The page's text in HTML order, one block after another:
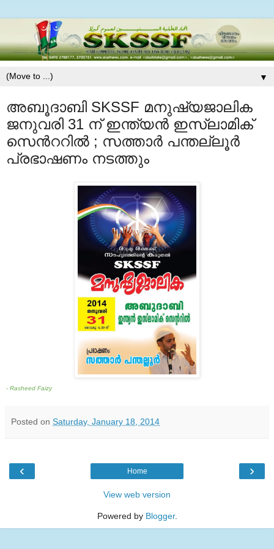
▼
അബൂദാബി SKSSF മനുഷ്യജാലിക
ജനുവരി 31 ന് ഇന്ത്യന്‍ ഇസ്‍ലാമിക്
സെന്‍ററില്‍ ; സത്താര്‍ പന്തല്ലൂര്‍
പ്രഭാഷണം നടത്തും
- Rasheed Faizy
Posted on Saturday, January 18, 2014
‹ ›
Home
View web version
Powered by Blogger.